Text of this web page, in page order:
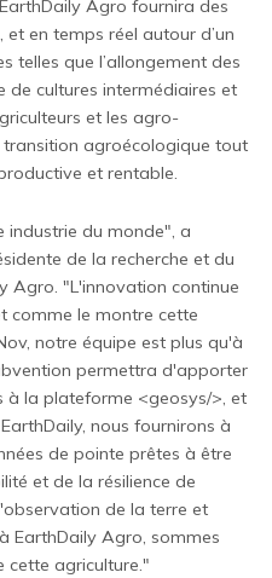
EarthDaily Agro fournira des
et en temps réel autour d’un
telles que l’allongement des
de cultures intermédiaires et
et les agro-
agroécologique tout
et rentable.
industrie du monde", a
de la recherche et du
Agro. "L'innovation continue
comme le montre cette
, notre équipe est plus qu'à
permettra d'apporter
à la plateforme <geosys/>, et
EarthDaily, nous fournirons à
de pointe prêtes à être
et de la résilience de
de la terre et
EarthDaily Agro, sommes
cette agriculture."